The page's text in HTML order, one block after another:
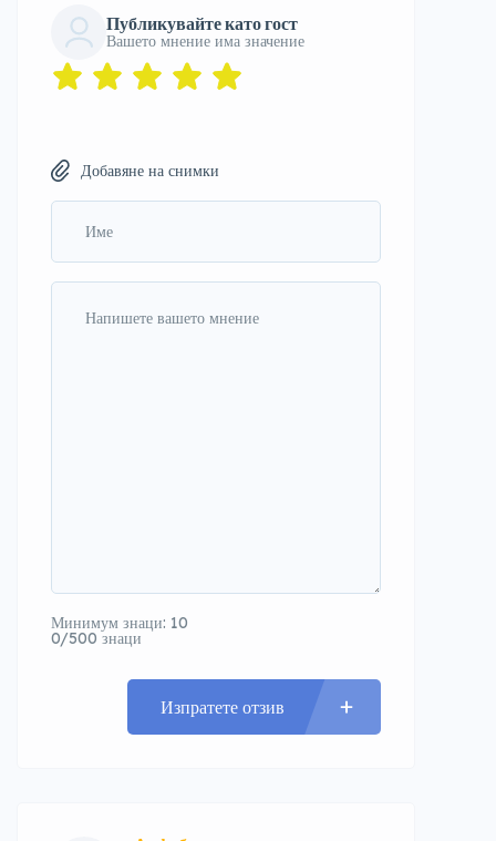
Публикувайте като гост
Вашето мнение има значение
Добавяне на снимки
Минимум знаци: 10
0/500 знаци
Изпратете отзив